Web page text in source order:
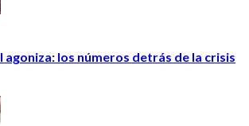
los números detrás de la crisis